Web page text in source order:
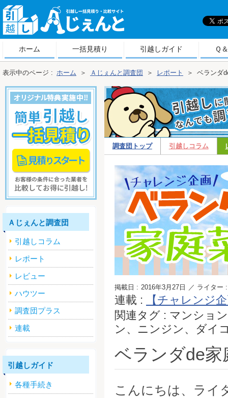
越しＡじぇんと
ホーム 一括見積り 引越しガイド Ｑ
表示中のページ : ホーム ＞ Ａじぇんと調査団 ＞ レポート ＞ ベランダ
調査団トップ 引越しコラム
掲載日 : 2016年3月27日 ／ ライター :
連載 :
【チャレンジ
関連タグ : マンショ
ン、ニンジン、ダイ
ベランダde家
こんにちは、ライ
Ａじぇんと調査団
引越しコラム
レポート
レビュー
ハウツー
調査団プラス
連載
引越しガイド
各種手続き